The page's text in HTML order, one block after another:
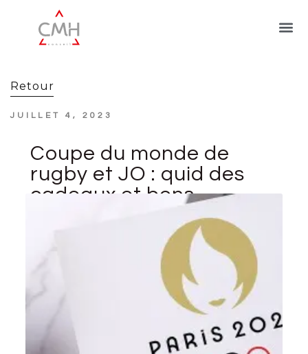
Retour
JUILLET 4, 2023
Coupe du monde de
rugby et JO : quid des
cadeaux et bons
d’achat offerts aux